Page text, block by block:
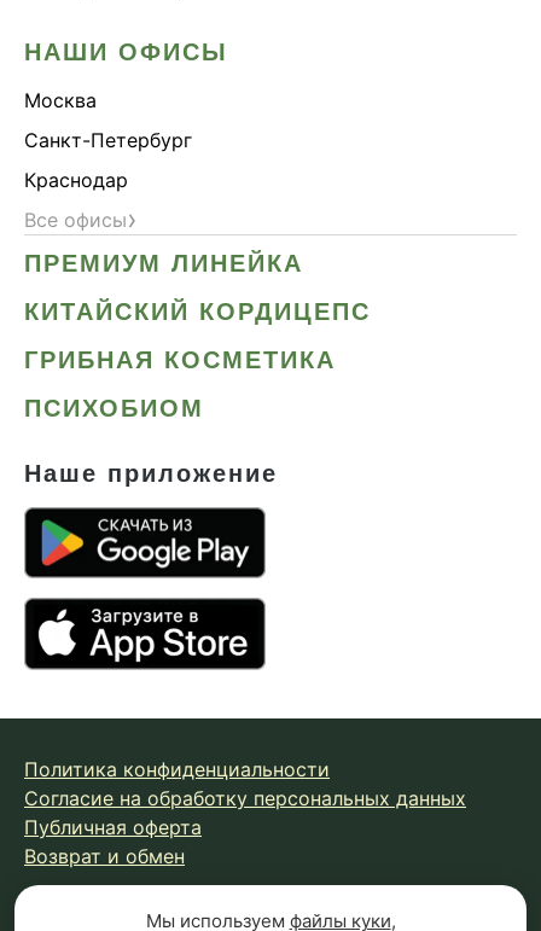
НАШИ ОФИСЫ
Москва
Санкт-Петербург
Краснодар
Все офисы›
ПРЕМИУМ ЛИНЕЙКА
КИТАЙСКИЙ КОРДИЦЕПС
ГРИБНАЯ КОСМЕТИКА
ПСИХОБИОМ
Наше приложение
Политика конфиденциальности
Согласие на обработку персональных данных
Публичная оферта
Возврат и обмен
Мы используем файлы куки,